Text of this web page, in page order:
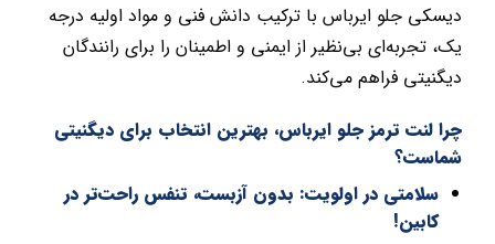
دیسکی جلو ایرباس با ترکیب دانش فنی و مواد اولیه درجه
یک، تجربه‌ای بی‌نظیر از ایمنی و اطمینان را برای رانندگان
دیگنیتی فراهم می‌کند.
چرا لنت ترمز جلو ایرباس، بهترین انتخاب برای دیگنیتی
شماست؟
سلامتی در اولویت: بدون آزبست، تنفس راحت‌تر در
کابین!